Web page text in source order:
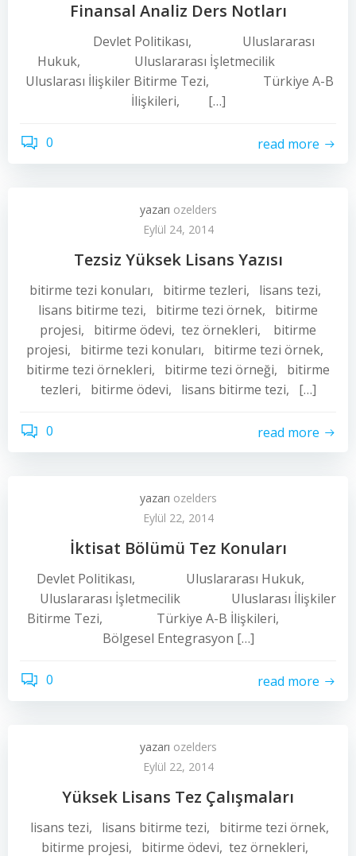
Finansal Analiz Ders Notları
Devlet Politikası, Uluslararası
Hukuk, Uluslararası İşletmecilik
Uluslarası İlişkiler Bitirme Tezi, Türkiye A-B
İlişkileri, […]
0 read more
yazarı ozelders
Eylül 24, 2014
Tezsiz Yüksek Lisans Yazısı
bitirme tezi konuları, bitirme tezleri, lisans tezi,
lisans bitirme tezi, bitirme tezi örnek, bitirme
projesi, bitirme ödevi, tez örnekleri, bitirme
projesi, bitirme tezi konuları, bitirme tezi örnek,
bitirme tezi örnekleri, bitirme tezi örneği, bitirme
tezleri, bitirme ödevi, lisans bitirme tezi, […]
0 read more
yazarı ozelders
Eylül 22, 2014
İktisat Bölümü Tez Konuları
Devlet Politikası, Uluslararası Hukuk,
Uluslararası İşletmecilik Uluslarası İlişkiler
Bitirme Tezi, Türkiye A-B İlişkileri,
Bölgesel Entegrasyon […]
0 read more
yazarı ozelders
Eylül 22, 2014
Yüksek Lisans Tez Çalışmaları
lisans tezi, lisans bitirme tezi, bitirme tezi örnek,
bitirme projesi, bitirme ödevi, tez örnekleri,